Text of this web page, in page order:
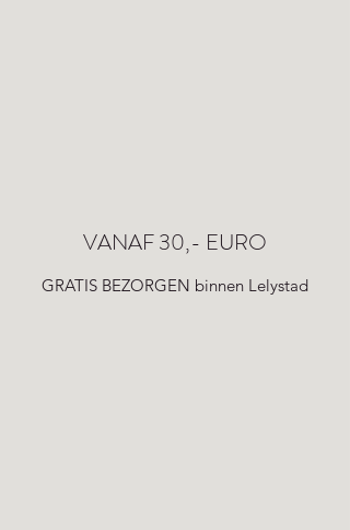
VANAF 30,- EURO
GRATIS BEZORGEN binnen Lelystad